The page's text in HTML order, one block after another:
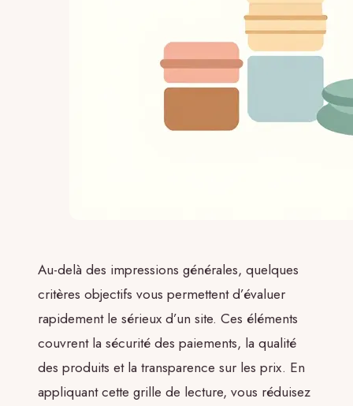
Au-delà des impressions générales, quelques
critères objectifs vous permettent d’évaluer
rapidement le sérieux d’un site. Ces éléments
couvrent la sécurité des paiements, la qualité
des produits et la transparence sur les prix. En
appliquant cette grille de lecture, vous réduisez